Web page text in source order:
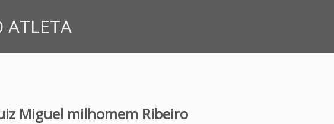
ATLETA
Miguel milhomem Ribeiro